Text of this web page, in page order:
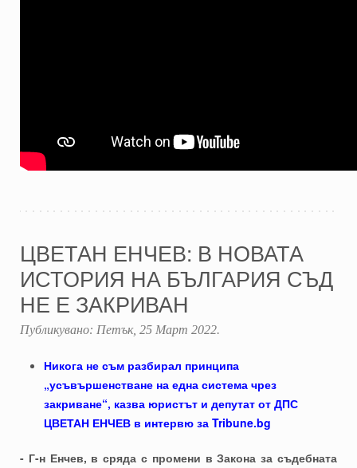
ЦВЕТАН ЕНЧЕВ: В НОВАТА
ИСТОРИЯ НА БЪЛГАРИЯ СЪД
НЕ Е ЗАКРИВАН
Публикувано: Петък, 25 Март 2022.
Никога не съм разбирал принципа
„усъвършенстване на една система чрез
закриване“, казва юристът и депутат от ДПС
ЦВЕТАН ЕНЧЕВ в интервю за Tribune.bg
- Г-н Енчев, в сряда с промени в Закона за съдебната